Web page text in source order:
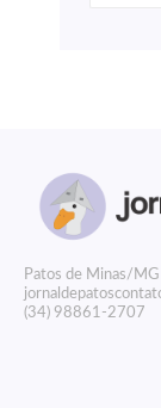
Patos de Minas/MG
(34) 98861-2707